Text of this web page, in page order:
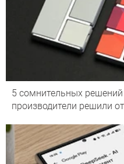
5 сомнительных
производители решили